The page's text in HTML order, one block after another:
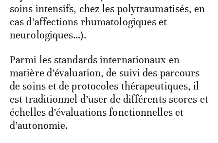
soins intensifs, chez les polytraumatisés, en
cas d’affections rhumatologiques et
neurologiques…).
Parmi les standards internationaux en
matière d’évaluation, de suivi des parcours
de soins et de protocoles thérapeutiques, il
est traditionnel d’user de différents scores et
échelles d’évaluations fonctionnelles et
d’autonomie.